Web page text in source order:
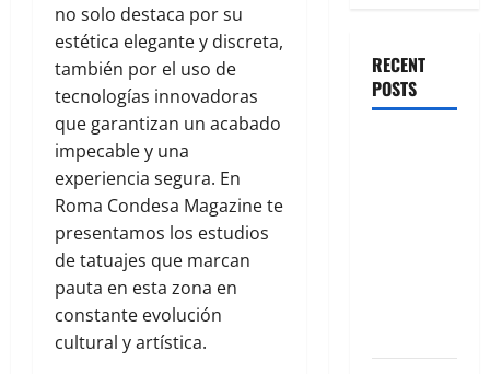
no solo destaca por su
estética elegante y discreta,
también por el uso de
tecnologías innovadoras
que garantizan un acabado
impecable y una
experiencia segura. En
Roma Condesa Magazine te
presentamos los estudios
de tatuajes que marcan
pauta en esta zona en
constante evolución
cultural y artística.
RECENT
POSTS